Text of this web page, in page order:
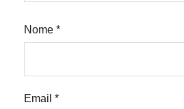
Nome *
Email *